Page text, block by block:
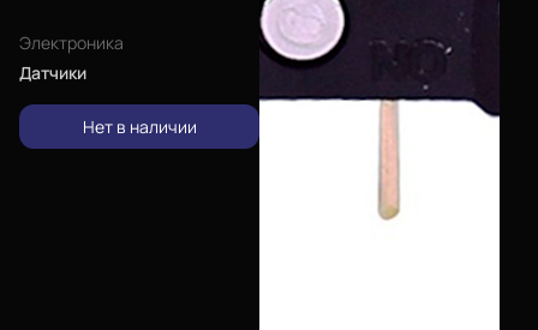
Электроника
Датчики
Нет в наличии